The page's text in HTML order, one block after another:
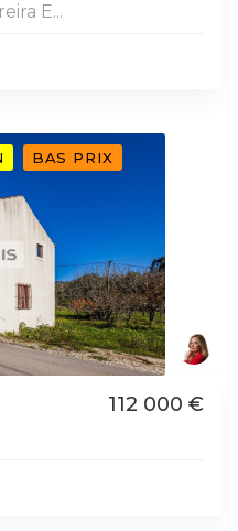
E...
BAS PRIX
112 000 €